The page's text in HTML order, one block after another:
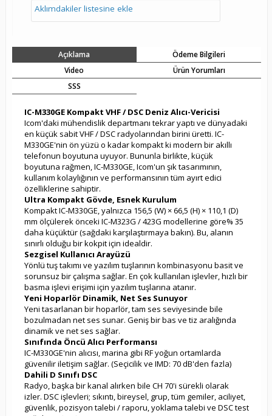
Aklımdakiler listesine ekle
Açıklama
Ödeme Bilgileri
Video
Ürün Yorumları
SSS
IC-M330GE Kompakt VHF / DSC Deniz Alıcı-Vericisi
Icom'daki mühendislik departmanı tekrar yaptı ve dünyadaki
en küçük sabit VHF / DSC radyolarından birini üretti. IC-
M330GE'nin ön yüzü o kadar kompakt ki modern bir akıllı
telefonun boyutuna uyuyor. Bununla birlikte, küçük
boyutuna rağmen, IC-M330GE, Icom'un şık tasarımının,
kullanım kolaylığının ve performansının tüm ayırt edici
özelliklerine sahiptir.
Ultra Kompakt Gövde, Esnek Kurulum
Kompakt IC-M330GE, yalnızca 156,5 (W) × 66,5 (H) × 110,1 (D)
mm ölçülerek önceki IC-M323G / 423G modellerine göre% 35
daha küçüktür (sağdaki karşılaştırmaya bakın). Bu, alanın
sınırlı olduğu bir kokpit için idealdir.
Sezgisel Kullanıcı Arayüzü
Yönlü tuş takımı ve yazılım tuşlarının kombinasyonu basit ve
sorunsuz bir çalışma sağlar. En çok kullanılan işlevler, hızlı bir
basma işlevi erişimi için yazılım tuşlarına atanır.
Yeni Hoparlör Dinamik, Net Ses Sunuyor
Yeni tasarlanan bir hoparlör, tam ses seviyesinde bile
bozulmadan net ses sunar. Geniş bir bas ve tiz aralığında
dinamik ve net ses sağlar.
Sınıfında Öncü Alıcı Performansı
IC-M330GE'nin alıcısı, marina gibi RF yoğun ortamlarda
güvenilir iletişim sağlar. (Seçicilik ve IMD: 70 dB'den fazla)
Dahili D Sınıfı DSC
Radyo, başka bir kanal alırken bile CH 70'i sürekli olarak
izler. DSC işlevleri; sıkıntı, bireysel, grup, tüm gemiler, aciliyet,
güvenlik, pozisyon talebi / raporu, yoklama talebi ve DSC test